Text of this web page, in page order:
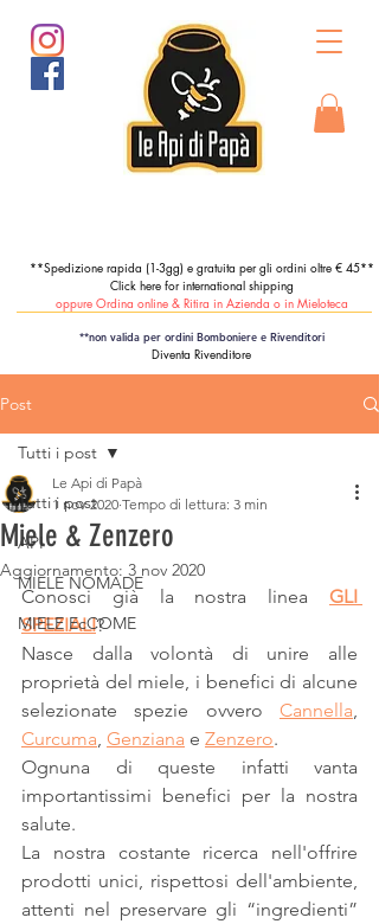
**Spedizione rapida (1-3gg) e gratuita per gli ordini oltre € 45**
Click here for international shipping
oppure Ordina online & Ritira in Azienda o in Mieloteca
**non valida per ordini Bomboniere e Rivenditori
Diventa Rivenditore
Post
Tutti i post
API
MIELE NOMADE
MIELE EcCOME
Tutti i post
Miele & Zenzero
Le Api di Papà
1 nov 2020 Tempo di lettura: 3 min
Aggiornamento: 3 nov 2020
Conosci già la nostra linea GLI
SPEZIALI?
Nasce dalla volontà di unire alle
proprietà del miele, i benefici di alcune
selezionate spezie ovvero Cannella
Curcuma, Genziana e Zenzero.
Ognuna di queste infatti vanta
importantissimi benefici per la nostra
salute.
La nostra costante ricerca nell'offrire
prodotti unici, rispettosi dell'ambiente,
attenti nel preservare gli “ingredienti”